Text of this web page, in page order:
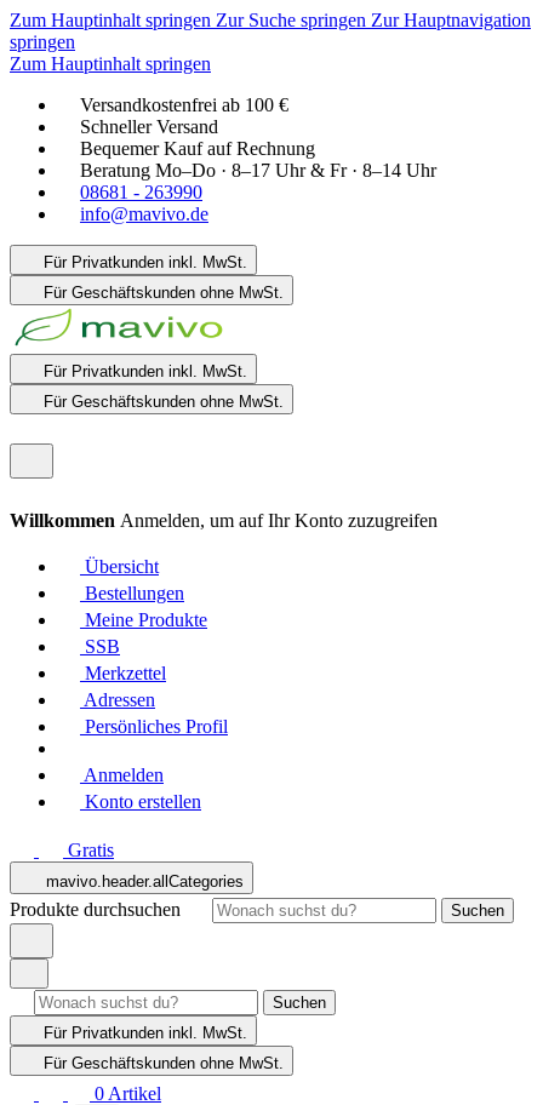
Zum Hauptinhalt springen Zur Suche springen Zur Hauptnavigation
springen
Zum Hauptinhalt springen
Versandkostenfrei ab 100 €
Schneller Versand
Bequemer Kauf auf Rechnung
Beratung Mo–Do · 8–17 Uhr & Fr · 8–14 Uhr
08681 - 263990
info@mavivo.de
Für Privatkunden inkl. MwSt.
Für Geschäftskunden ohne MwSt.
Für Privatkunden inkl. MwSt.
Für Geschäftskunden ohne MwSt.
Willkommen Anmelden, um auf Ihr Konto zuzugreifen
Übersicht
Bestellungen
Meine Produkte
SSB
Merkzettel
Adressen
Persönliches Profil
Anmelden
Konto erstellen
Gratis
mavivo.header.allCategories
Produkte durchsuchen Suchen
Suchen
Für Privatkunden inkl. MwSt.
Für Geschäftskunden ohne MwSt.
0 Artikel